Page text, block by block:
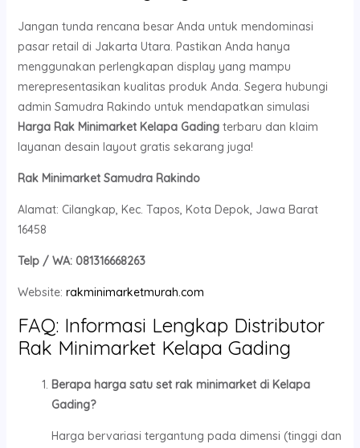
Jangan tunda rencana besar Anda untuk mendominasi
pasar retail di Jakarta Utara. Pastikan Anda hanya
menggunakan perlengkapan display yang mampu
merepresentasikan kualitas produk Anda. Segera hubungi
admin Samudra Rakindo untuk mendapatkan simulasi
Harga Rak Minimarket Kelapa Gadingterbaru dan klaim
layanan desain layout gratis sekarang juga!
Rak Minimarket Samudra Rakindo
Alamat: Cilangkap, Kec. Tapos, Kota Depok, Jawa Barat
16458
Telp / WA: 081316668263
Website: rakminimarketmurah.com
FAQ: Informasi Lengkap Distributor
Rak Minimarket Kelapa Gading
Berapa harga satu set rak minimarket di Kelapa
Gading?
Harga bervariasi tergantung pada dimensi (tinggi dan